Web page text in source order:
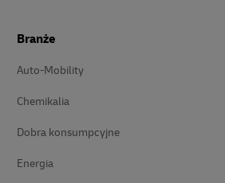
Branże
Auto-Mobility
Chemikalia
Dobra konsumpcyjne
Energia